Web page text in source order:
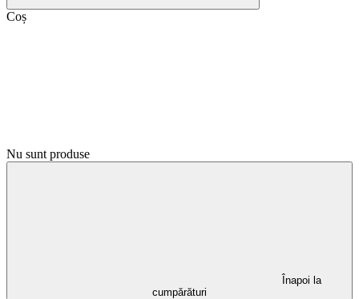
Coș
Nu sunt produse
Înapoi la
cumpărături